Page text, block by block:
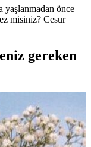
yaşlanmadan önce
misiniz? Cesur
gereken